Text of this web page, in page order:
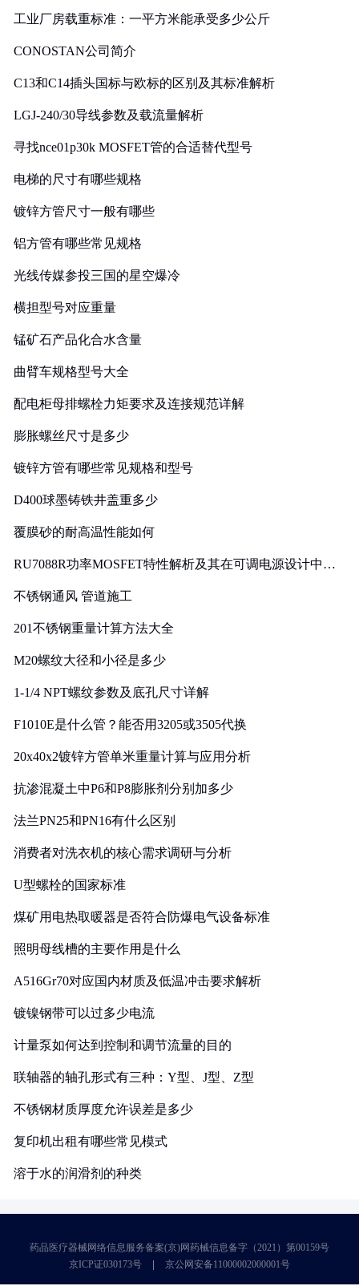
工业厂房载重标准：一平方米能承受多少公斤
CONOSTAN公司简介
C13和C14插头国标与欧标的区别及其标准解析
LGJ-240/30导线参数及载流量解析
寻找nce01p30k MOSFET管的合适替代型号
电梯的尺寸有哪些规格
镀锌方管尺寸一般有哪些
铝方管有哪些常见规格
光线传媒参投三国的星空爆冷
横担型号对应重量
锰矿石产品化合水含量
曲臂车规格型号大全
配电柜母排螺栓力矩要求及连接规范详解
膨胀螺丝尺寸是多少
镀锌方管有哪些常见规格和型号
D400球墨铸铁井盖重多少
覆膜砂的耐高温性能如何
RU7088R功率MOSFET特性解析及其在可调电源设计中的
不锈钢通风 管道施工
201不锈钢重量计算方法大全
M20螺纹大径和小径是多少
1-1/4 NPT螺纹参数及底孔尺寸详解
F1010E是什么管？能否用3205或3505代换
20x40x2镀锌方管单米重量计算与应用分析
抗渗混凝土中P6和P8膨胀剂分别加多少
法兰PN25和PN16有什么区别
消费者对洗衣机的核心需求调研与分析
U型螺栓的国家标准
煤矿用电热取暖器是否符合防爆电气设备标准
照明母线槽的主要作用是什么
A516Gr70对应国内材质及低温冲击要求解析
镀镍钢带可以过多少电流
计量泵如何达到控制和调节流量的目的
联轴器的轴孔形式有三种：Y型、J型、Z型
不锈钢材质厚度允许误差是多少
复印机出租有哪些常见模式
溶于水的润滑剂的种类
药品医疗器械网络信息服务备案(京)网药械信息备字（2021）第00159号
京ICP证030173号
京公网安备11000002000001号